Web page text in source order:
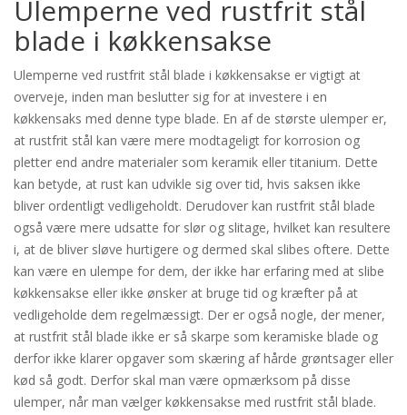
Ulemperne ved rustfrit stål
blade i køkkensakse
Ulemperne ved rustfrit stål blade i køkkensakse er vigtigt at
overveje, inden man beslutter sig for at investere i en
køkkensaks med denne type blade. En af de største ulemper er,
at rustfrit stål kan være mere modtageligt for korrosion og
pletter end andre materialer som keramik eller titanium. Dette
kan betyde, at rust kan udvikle sig over tid, hvis saksen ikke
bliver ordentligt vedligeholdt. Derudover kan rustfrit stål blade
også være mere udsatte for slør og slitage, hvilket kan resultere
i, at de bliver sløve hurtigere og dermed skal slibes oftere. Dette
kan være en ulempe for dem, der ikke har erfaring med at slibe
køkkensakse eller ikke ønsker at bruge tid og kræfter på at
vedligeholde dem regelmæssigt. Der er også nogle, der mener,
at rustfrit stål blade ikke er så skarpe som keramiske blade og
derfor ikke klarer opgaver som skæring af hårde grøntsager eller
kød så godt. Derfor skal man være opmærksom på disse
ulemper, når man vælger køkkensakse med rustfrit stål blade.